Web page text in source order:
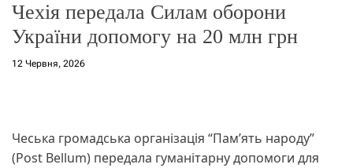
Чехія передала Силам оборони
України допомогу на 20 млн грн
12 Червня, 2026
Чеська громадська організація “Памʼять народу”
(Post Bellum) передала гуманітарну допомоги для